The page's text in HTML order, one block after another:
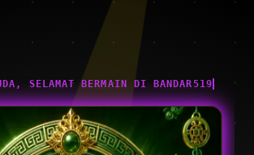
SELAMAT BERMAIN DI BANDAR519